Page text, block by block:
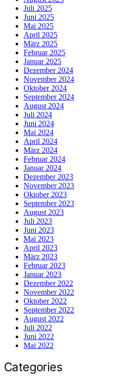
Juli 2025
Juni 2025
Mai 2025
April 2025
März 2025
Februar 2025
Januar 2025
Dezember 2024
November 2024
Oktober 2024
September 2024
August 2024
Juli 2024
Juni 2024
Mai 2024
April 2024
März 2024
Februar 2024
Januar 2024
Dezember 2023
November 2023
Oktober 2023
September 2023
August 2023
Juli 2023
Juni 2023
Mai 2023
April 2023
März 2023
Februar 2023
Januar 2023
Dezember 2022
November 2022
Oktober 2022
September 2022
August 2022
Juli 2022
Juni 2022
Mai 2022
Categories